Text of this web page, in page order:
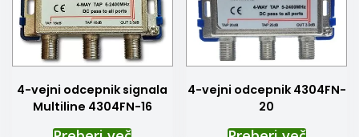
4-vejni odcepnik signala
Multiline 4304FN-16
4-vejni odcepnik 4304FN-
20